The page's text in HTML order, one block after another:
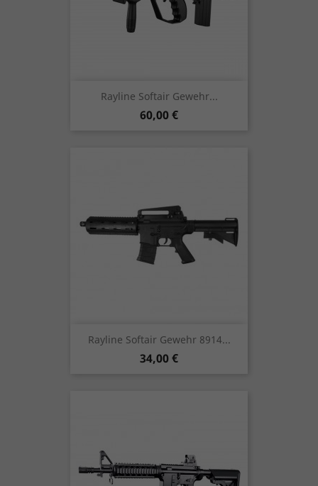
Rayline Softair Gewehr...
Preis
60,00 €
Rayline Softair Gewehr 8914...
Preis
34,00 €